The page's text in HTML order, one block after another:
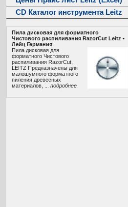
CD Каталог инструмента Leitz
Пила дисковая для форматного
Чистового распиливания RazorCut Leitz •
Лeйц Германия
Пила дисковая для
форматного Чистового
распиливания RazorCut,
LEITZ Предназначены для
малошумного форматного
пиления древесных
материалов, ... подробнее